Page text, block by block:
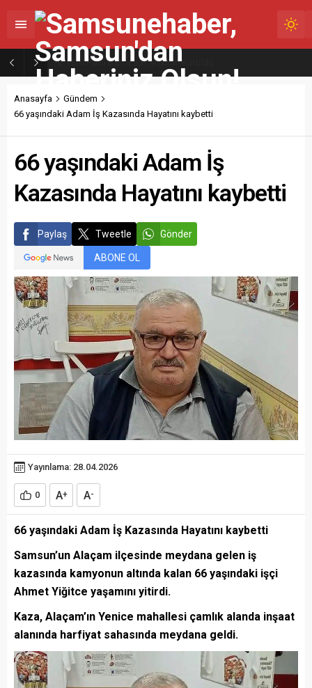
YENİ Parti Bafra İlçe Teşkilatı Kuruldu
Anasayfa
Gündem
66 yaşındaki Adam İş Kazasında Hayatını kaybetti
66 yaşındaki Adam İş
Kazasında Hayatını kaybetti
Paylaş Tweetle Gönder
ABONE OL
Yayınlama: 28.04.2026
0 A+ A-
66 yaşındaki Adam İş Kazasında Hayatını kaybetti
Samsun’un Alaçam ilçesinde meydana gelen iş
kazasında kamyonun altında kalan 66 yaşındaki işçi
Ahmet Yiğitce yaşamını yitirdi.
Kaza, Alaçam’ın Yenice mahallesi çamlık alanda inşaat
alanında harfiyat sahasında meydana geldi.